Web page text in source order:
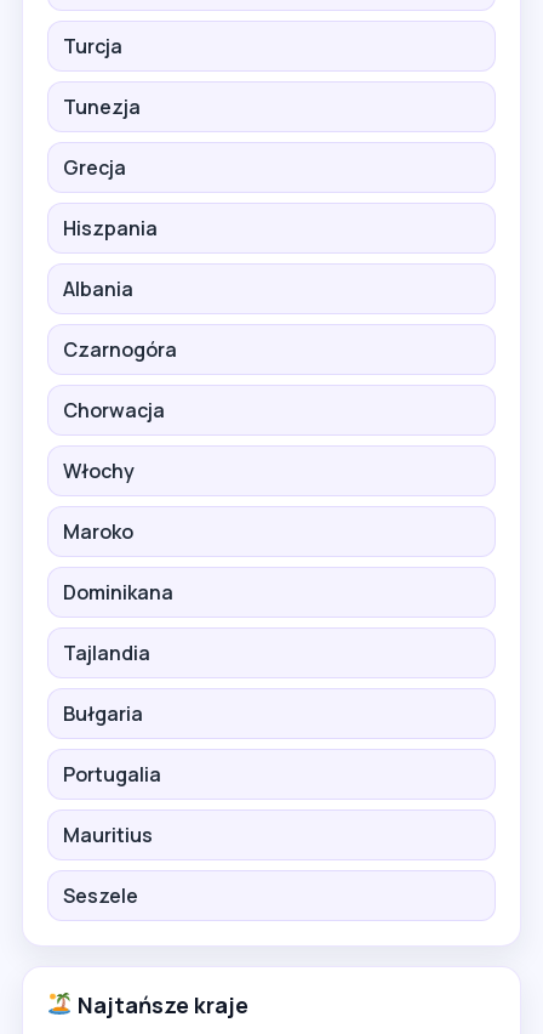
Turcja
Tunezja
Grecja
Hiszpania
Albania
Czarnogóra
Chorwacja
Włochy
Maroko
Dominikana
Tajlandia
Bułgaria
Portugalia
Mauritius
Seszele
Najtańsze kraje